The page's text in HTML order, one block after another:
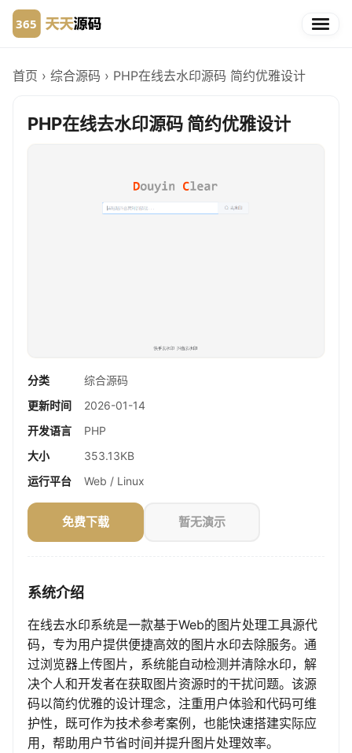
首页 › 综合源码 › PHP在线去水印源码 简约优雅设计
PHP在线去水印源码 简约优雅设计
分类
综合源码
更新时间
2026-01-14
开发语言
PHP
大小
353.13KB
运行平台
Web / Linux
免费下载 暂无演示
系统介绍
在线去水印系统是一款基于Web的图片处理工具源代
码，专为用户提供便捷高效的图片水印去除服务。通
过浏览器上传图片，系统能自动检测并清除水印，解
决个人和开发者在获取图片资源时的干扰问题。该源
码以简约优雅的设计理念，注重用户体验和代码可维
护性，既可作为技术参考案例，也能快速搭建实际应
用，帮助用户节省时间并提升图片处理效率。